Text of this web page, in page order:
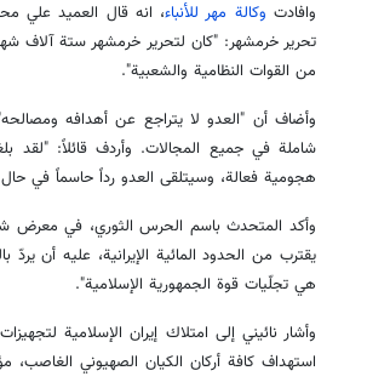
وافادت وكالة مهر للأنباء، انه قال العميد علي
من القوات النظامية والشعبية".
وأضاف أن "العدو لا يتراجع عن أهدافه
شاملة في جميع المجالات. وأردف قائلاً: "لقد
هجومية فعالة، وسيتلقى العدو رداً حاسماً في حال
وأكد المتحدث باسم الحرس الثوري، في معرض
يقترب من الحدود المائية الإيرانية، عليه أن
هي تجلّيات قوة الجمهورية الإسلامية".
وأشار نائيني إلى امتلاك إيران الإسلامية
استهداف كافة أركان الكيان الصهيوني الغاصب،